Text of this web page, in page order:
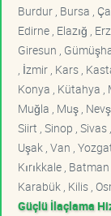
Burdur , Bursa ,
Edirne , Elazığ ,
Giresun ,
, İzmir , Kars ,
Konya , Kütahya ,
Muğla , Muş ,
Siirt , Sinop , Sivas
Uşak , Van ,
Kırıkkale ,
Karabük , Kilis ,
Güçlü İlaçlama